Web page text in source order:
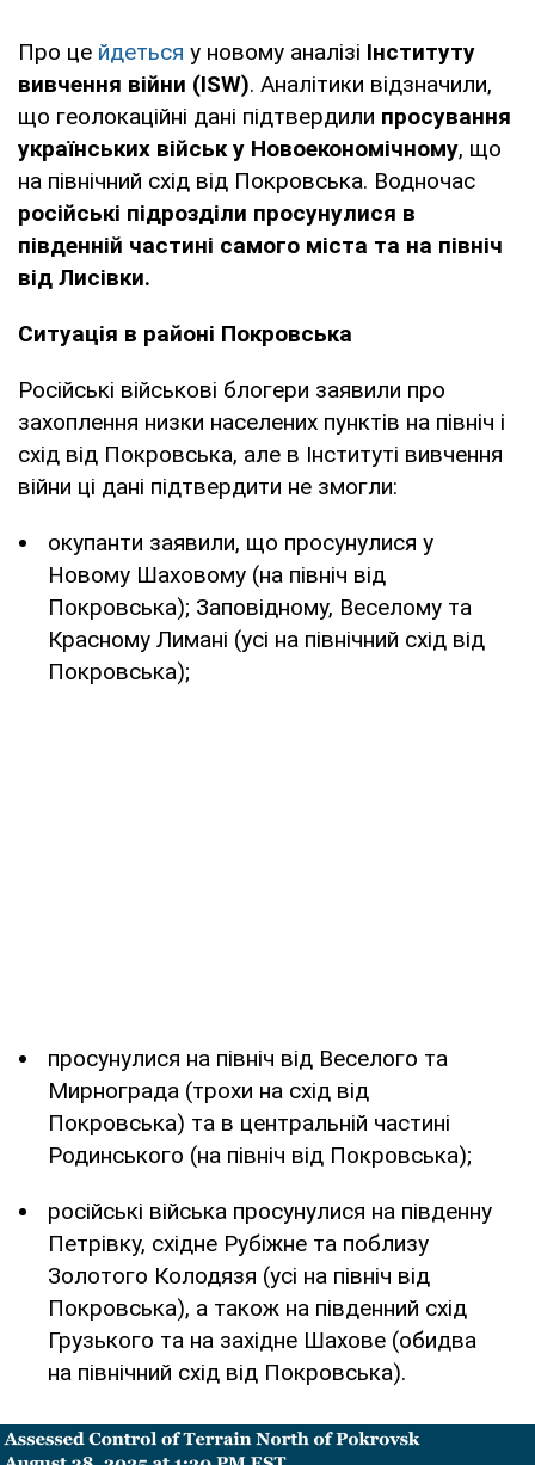
Про це йдеться у новому аналізі Інституту
вивчення війни (ISW). Аналітики відзначили,
що геолокаційні дані підтвердили просування
українських військ у Новоекономічному, що
на північний схід від Покровська. Водночас
російські підрозділи просунулися в
південній частині самого міста та на північ
від Лисівки.
Ситуація в районі Покровська
Російські військові блогери заявили про
захоплення низки населених пунктів на північ і
схід від Покровська, але в Інституті вивчення
війни ці дані підтвердити не змогли:
окупанти заявили, що просунулися у
Новому Шаховому (на північ від
Покровська); Заповідному, Веселому та
Красному Лимані (усі на північний схід від
Покровська);
просунулися на північ від Веселого та
Мирнограда (трохи на схід від
Покровська) та в центральній частині
Родинського (на північ від Покровська);
російські війська просунулися на південну
Петрівку, східне Рубіжне та поблизу
Золотого Колодязя (усі на північ від
Покровська), а також на південний схід
Грузького та на західне Шахове (обидва
на північний схід від Покровська).